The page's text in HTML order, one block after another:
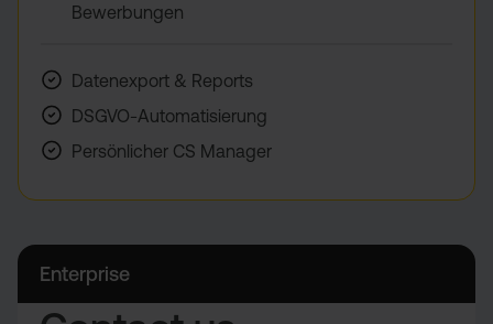
Bewerbungen
Datenexport & Reports
DSGVO-Automatisierung
Persönlicher CS Manager
Enterprise